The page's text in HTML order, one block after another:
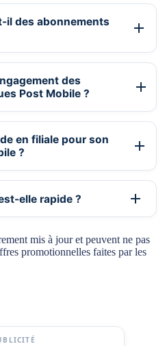
il des abonnements
des
Post Mobile ?
en filiale pour son
?
elle rapide ?
mis à jour et peuvent ne pas
promotionnelles faites par les